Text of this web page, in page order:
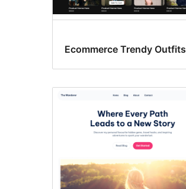
Ecommerce Trendy Outfits